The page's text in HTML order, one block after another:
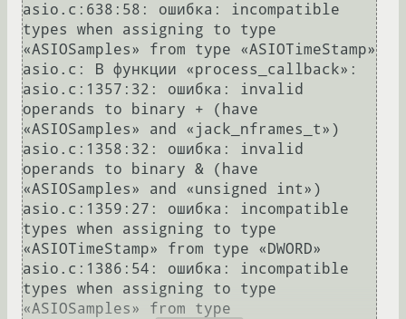
asio.c:638:58: ошибка: incompatible
types when assigning to type
«ASIOSamples» from type «ASIOTimeStamp»
asio.c: В функции «process_callback»:
asio.c:1357:32: ошибка: invalid
operands to binary + (have
«ASIOSamples» and «jack_nframes_t»)
asio.c:1358:32: ошибка: invalid
operands to binary & (have
«ASIOSamples» and «unsigned int»)
asio.c:1359:27: ошибка: incompatible
types when assigning to type
«ASIOTimeStamp» from type «DWORD»
asio.c:1386:54: ошибка: incompatible
types when assigning to type
«ASIOSamples» from type